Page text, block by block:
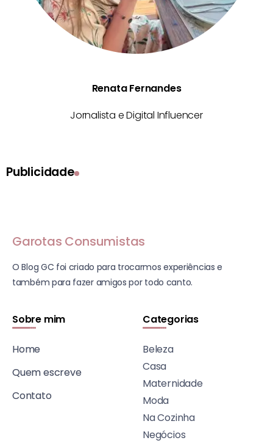
Renata Fernandes
Jornalista e Digital Influencer
Publicidade
Garotas Consumistas
O Blog GC foi criado para trocarmos experiências e
também para fazer amigos por todo canto.
Sobre mim
Home
Quem escreve
Contato
Categorias
Beleza
Casa
Maternidade
Moda
Na Cozinha
Negócios